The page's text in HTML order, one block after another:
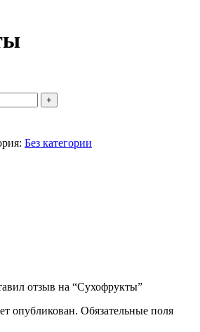
Без категории
отзыв на “Сухофрукты”
опубликован. Обязательные поля